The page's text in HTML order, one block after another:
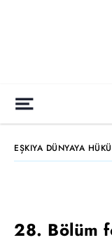
EŞKIYA DÜNYAYA
28. Bölüm